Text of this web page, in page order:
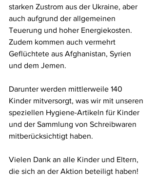
starken Zustrom aus der Ukraine, aber
auch aufgrund der allgemeinen
Teuerung und hoher Energiekosten.
Zudem kommen auch vermehrt
Geflüchtete aus Afghanistan, Syrien
und dem Jemen.
Darunter werden mittlerweile 140
Kinder mitversorgt, was wir mit unseren
speziellen Hygiene-Artikeln für Kinder
und der Sammlung von Schreibwaren
mitberücksichtigt haben.
Vielen Dank an alle Kinder und Eltern,
die sich an der Aktion beteiligt haben!